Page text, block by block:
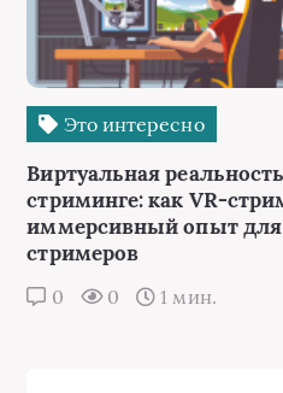
Это интересно
Виртуальная
стриминге: как VR-
иммерсивный опыт для
стримеров
0 0 1 мин.